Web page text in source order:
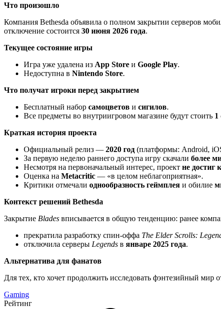
Что произошло
Компания Bethesda объявила о полном закрытии серверов
отключение состоится 30 июня 2026 года.
Текущее состояние игры
Игра уже удалена из App Store и Google Play.
Недоступна в Nintendo Store.
Что получат игроки перед закрытием
Бесплатный набор самоцветов и сигилов.
Все предметы во внутриигровом магазине будут стоить 1
Краткая история проекта
Официальный релиз — 2020 год (платформы: Android,
За первую неделю раннего доступа игру скачали более
Несмотря на первоначальный интерес, проект не достиг
Оценка на Metacritic — «в целом неблагоприятная».
Критики отмечали однообразность геймплея и обилие
Контекст решений Bethesda
Закрытие Blades вписывается в общую тенденцию: ранее
прекратила разработку спин‑оффа The Elder Scrolls:
отключила серверы Legends в январе 2025 года.
Альтернатива для фанатов
Для тех, кто хочет продолжить исследовать фэнтезийный мир
Gaming
Рейтинг